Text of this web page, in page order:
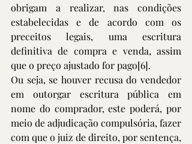
obrigam a realizar, nas condições
estabelecidas e de acordo com os
preceitos legais, uma escritura
definitiva de compra e venda, assim
que o preço ajustado for pago[6].
Ou seja, se houver recusa do vendedor
em outorgar escritura pública em
nome do comprador, este poderá, por
meio de adjudicação compulsória, fazer
com que o juiz de direito, por sentença,